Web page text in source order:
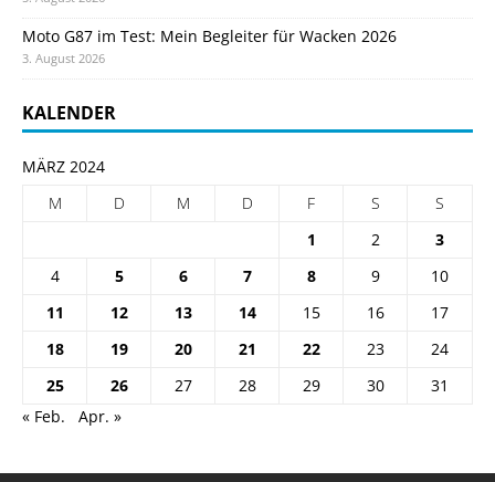
Moto G87 im Test: Mein Begleiter für Wacken 2026
3. August 2026
KALENDER
MÄRZ 2024
M
D M D F S
S
1
2
3
4
5 6 7 8 9
10
11
12 13 14 15 16
17
18
19 20 21 22 23
24
25
26 27 28 29 30
31
« Feb.
Apr. »